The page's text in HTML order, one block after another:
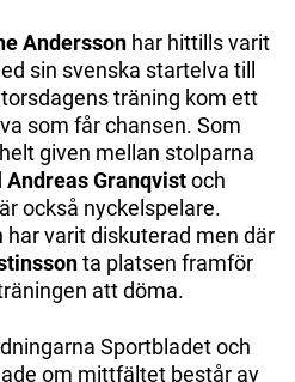
Andersson har hittills varit
sin svenska startelva till
träning kom ett
som får chansen. Som
helt given mellan stolparna
Andreas Granqvistoch
också nyckelspelare.
varit diskuterad men där
ta platsen framför
att döma.
Sportbladet och
om mittfältet består av